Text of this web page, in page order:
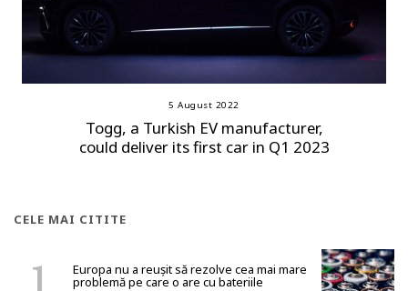
5 August 2022
Togg, a Turkish EV manufacturer,
could deliver its first car in Q1 2023
CELE MAI CITITE
Europa nu a reușit să rezolve cea mai mare
problemă pe care o are cu bateriile